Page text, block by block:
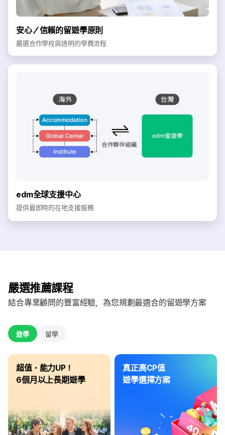
安心／信賴的留遊學原則
嚴選合作學校與透明的學費流程
edm全球支援中心
提供最即時的在地支援服務
嚴選推薦課程
結合專業顧問的豐富經驗，為您規劃最適合的留遊學方案
遊學 留學
超值・能力UP！
6個月以上長期遊學
真正高CP值
遊學選擇方案